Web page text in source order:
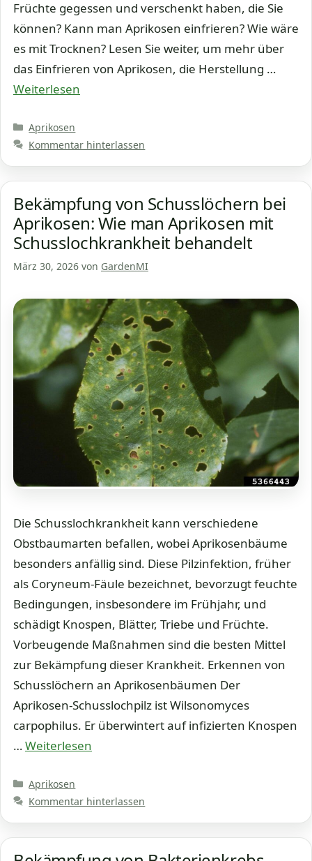
Früchte gegessen und verschenkt haben, die Sie
können? Kann man Aprikosen einfrieren? Wie wäre
es mit Trocknen? Lesen Sie weiter, um mehr über
das Einfrieren von Aprikosen, die Herstellung …
Weiterlesen
Kategorien
Aprikosen
Kommentar hinterlassen
Bekämpfung von Schusslöchern bei
Aprikosen: Wie man Aprikosen mit
Schusslochkrankheit behandelt
März 30, 2026 von GardenMI
Die Schusslochkrankheit kann verschiedene
Obstbaumarten befallen, wobei Aprikosenbäume
besonders anfällig sind. Diese Pilzinfektion, früher
als Coryneum-Fäule bezeichnet, bevorzugt feuchte
Bedingungen, insbesondere im Frühjahr, und
schädigt Knospen, Blätter, Triebe und Früchte.
Vorbeugende Maßnahmen sind die besten Mittel
zur Bekämpfung dieser Krankheit. Erkennen von
Schusslöchern an Aprikosenbäumen Der
Aprikosen-Schusslochpilz ist Wilsonomyces
carpophilus. Er überwintert auf infizierten Knospen
…Weiterlesen
Kategorien
Aprikosen
Kommentar hinterlassen